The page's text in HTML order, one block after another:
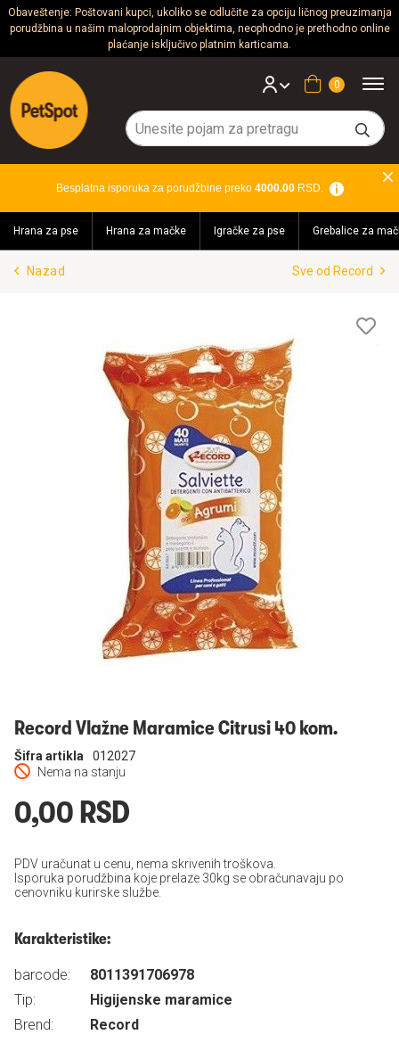
Obaveštenje: Poštovani kupci, ukoliko se odlučite za opciju ličnog preuzimanja
porudžbina u našim maloprodajnim objektima, neophodno je prethodno online
plaćanje isključivo platnim karticama.
Psi
Mačke
Glodari
Akvaristika
Teraristika
Brendovi
Akcija!
Korpa
Besplatna isporuka za porudžbine preko 4000.00RSD.
Hrana za pse Hrana za mačke Igračke za pse Grebalice za
Nazad Sve od Record
Record Vlažne Maramice Citrusi 40 kom.
Nema na stanju
Šifra artikla 012027
0,00 RSD
PDV uračunat u cenu, nema skrivenih troškova.
Isporuka porudžbina koje prelaze 30kg se obračunavaju po
cenovniku kurirske službe.
Karakteristike:
barcode:
8011391706978
Tip:
Higijenske maramice
Brend:
Record